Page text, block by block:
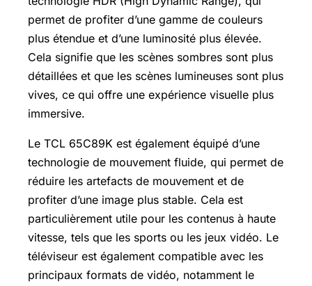
permet de profiter d’une gamme de couleurs
plus étendue et d’une luminosité plus élevée.
Cela signifie que les scènes sombres sont plus
détaillées et que les scènes lumineuses sont plus
vives, ce qui offre une expérience visuelle plus
immersive.
Le TCL 65C89K est également équipé d’une
technologie de mouvement fluide, qui permet de
réduire les artefacts de mouvement et de
profiter d’une image plus stable. Cela est
particulièrement utile pour les contenus à haute
vitesse, tels que les sports ou les jeux vidéo. Le
téléviseur est également compatible avec les
principaux formats de vidéo, notamment le